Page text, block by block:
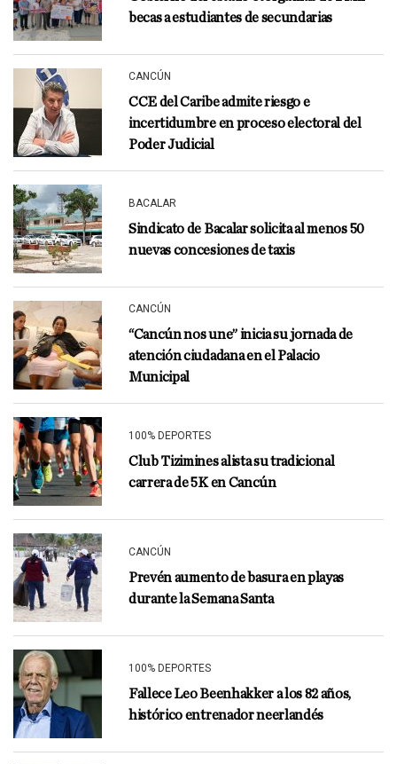
becas a estudiantes de secundarias
CANCÚN
CCE del Caribe admite riesgo e
incertidumbre en proceso electoral del
Poder Judicial
BACALAR
Sindicato de Bacalar solicita al menos 50
nuevas concesiones de taxis
CANCÚN
“Cancún nos une” inicia su jornada de
atención ciudadana en el Palacio
Municipal
100% DEPORTES
Club Tizimines alista su tradicional
carrera de 5K en Cancún
CANCÚN
Prevén aumento de basura en playas
durante la Semana Santa
100% DEPORTES
Fallece Leo Beenhakker a los 82 años,
histórico entrenador neerlandés